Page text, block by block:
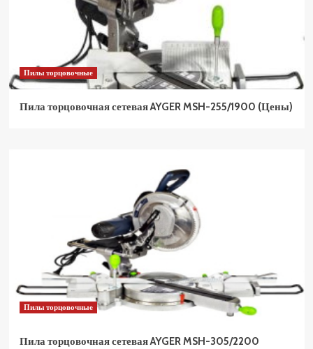
Пилы торцовочные
Пила торцовочная сетевая AYGER MSH-255/1900 (Цены)
Пилы торцовочные
Пила торцовочная сетевая AYGER MSH-305/2200